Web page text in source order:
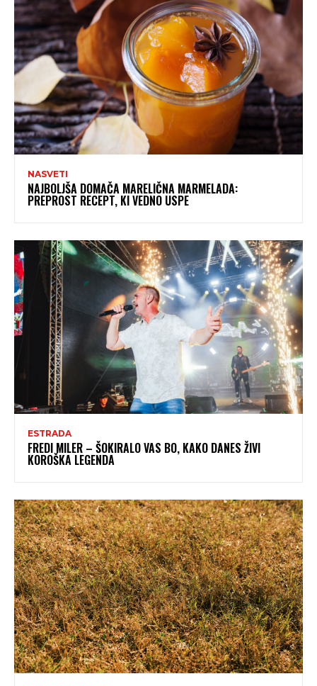
NASVETI
NAJBOLJŠA DOMAČA MARELIČNA MARMELADA:
PREPROST RECEPT, KI VEDNO USPE
ESTRADA
FREDI MILER – ŠOKIRALO VAS BO, KAKO DANES ŽIVI
KOROŠKA LEGENDA